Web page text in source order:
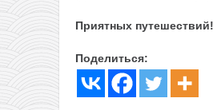
Приятных путешествий!
Поделиться: